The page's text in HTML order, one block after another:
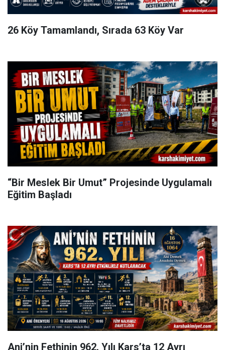
26 Köy Tamamlandı, Sırada 63 Köy Var
“Bir Meslek Bir Umut” Projesinde Uygulamalı
Eğitim Başladı
Ani’nin Fethinin 962. Yılı Kars’ta 12 Ayrı